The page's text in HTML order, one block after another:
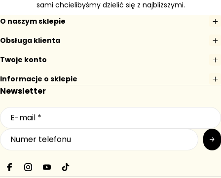
sami chcielibyśmy dzielić się z najbliższymi.
O naszym sklepie
Obsługa klienta
Twoje konto
Informacje o sklepie
Newsletter
F
I
Y
T